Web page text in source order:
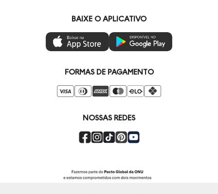
Ética e Sustentabilidade
Troca e Devoluções
Regulamentos
Compre pelo Whatsapp
Mastercard
Azul Fidelidade
Venda Corporativa
Super Friday
BAIXE O APLICATIVO
FORMAS DE PAGAMENTO
NOSSAS REDES